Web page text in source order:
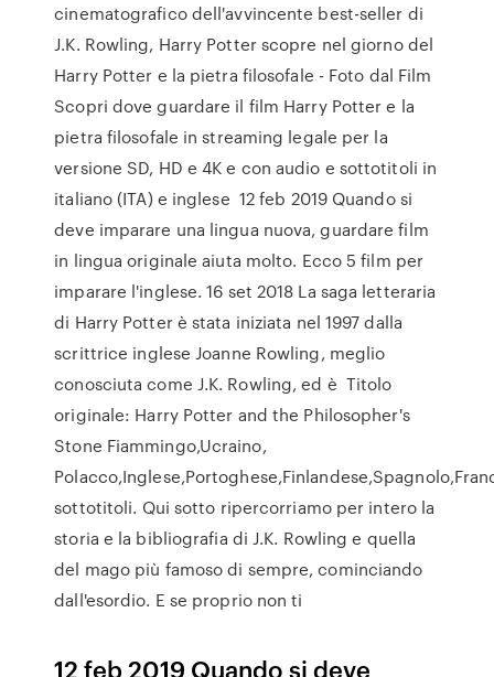
cinematografico dell'avvincente best-seller di
J.K. Rowling, Harry Potter scopre nel giorno del
Harry Potter e la pietra filosofale - Foto dal Film
Scopri dove guardare il film Harry Potter e la
pietra filosofale in streaming legale per la
versione SD, HD e 4K e con audio e sottotitoli in
italiano (ITA) e inglese 12 feb 2019 Quando si
deve imparare una lingua nuova, guardare film
in lingua originale aiuta molto. Ecco 5 film per
imparare l'inglese. 16 set 2018 La saga letteraria
di Harry Potter è stata iniziata nel 1997 dalla
scrittrice inglese Joanne Rowling, meglio
conosciuta come J.K. Rowling, ed è Titolo
originale: Harry Potter and the Philosopher's
Stone Fiammingo,Ucraino,
sottotitoli. Qui sotto ripercorriamo per intero la
storia e la bibliografia di J.K. Rowling e quella
del mago più famoso di sempre, cominciando
dall'esordio. E se proprio non ti
12 feb 2019 Quando si deve